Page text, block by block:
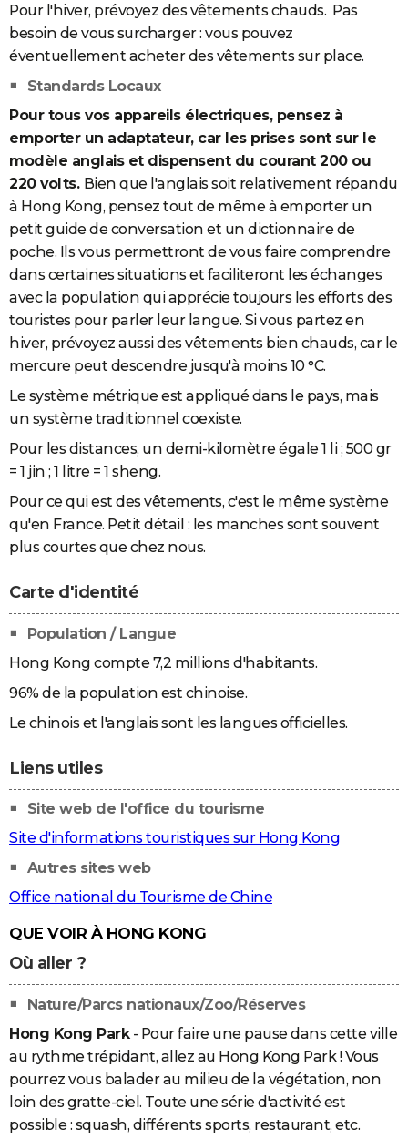
Pour l'hiver, prévoyez des vêtements chauds. Pas
besoin de vous surcharger : vous pouvez
éventuellement acheter des vêtements sur place.
Standards Locaux
Pour tous vos appareils électriques, pensez à
emporter un adaptateur, car les prises sont sur le
modèle anglais et dispensent du courant 200 ou
220 volts. Bien que l'anglais soit relativement répandu
à Hong Kong, pensez tout de même à emporter un
petit guide de conversation et un dictionnaire de
poche. Ils vous permettront de vous faire comprendre
dans certaines situations et faciliteront les échanges
avec la population qui apprécie toujours les efforts des
touristes pour parler leur langue. Si vous partez en
hiver, prévoyez aussi des vêtements bien chauds, car le
mercure peut descendre jusqu'à moins 10 °C.
Le système métrique est appliqué dans le pays, mais
un système traditionnel coexiste.
Pour les distances, un demi-kilomètre égale 1 li ; 500 gr
= 1 jin ; 1 litre = 1 sheng.
Pour ce qui est des vêtements, c'est le même système
qu'en France. Petit détail : les manches sont souvent
plus courtes que chez nous.
Carte d'identité
Population / Langue
Hong Kong compte 7,2 millions d'habitants.
96% de la population est chinoise.
Le chinois et l'anglais sont les langues officielles.
Liens utiles
Site web de l'office du tourisme
Site d'informations touristiques sur Hong Kong
Autres sites web
Office national du Tourisme de Chine
QUE VOIR À HONG KONG
Où aller ?
Nature/Parcs nationaux/Zoo/Réserves
Hong Kong Park- Pour faire une pause dans cette ville
au rythme trépidant, allez au Hong Kong Park ! Vous
pourrez vous balader au milieu de la végétation, non
loin des gratte-ciel. Toute une série d'activité est
possible : squash, différents sports, restaurant, etc.